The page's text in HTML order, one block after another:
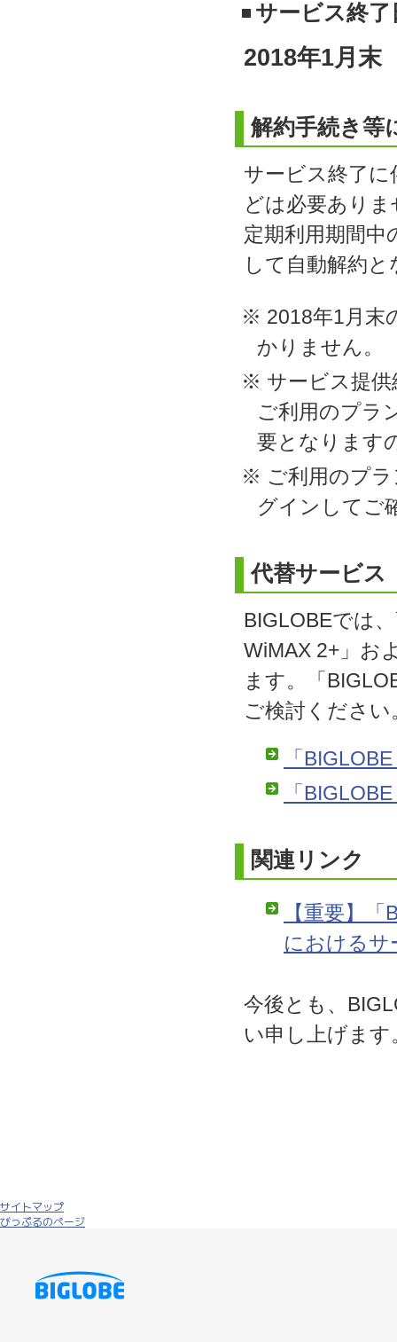
サービス終了
2018年1月末
解約手続き等
サービス終了
どは必要ありま
定期利用期間
して自動解約
※ 2018年1月末
かりません。
※ サービス提供
ご利用のプラ
要となります
※ ご利用のプラ
グインしてご
代替サービス
BIGLOBEでは
WiMAX 2+」お
ます。「
ご検討ください
「
「
関連リンク
【重要】
におけるサ
今後とも、
い申し上げます
サイトマップ
びっぷるのページ